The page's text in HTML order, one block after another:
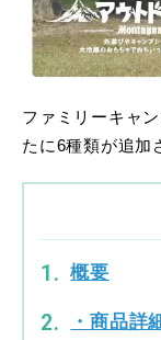
ファミリーキャ
たに6種類が追加
概要
・商品詳